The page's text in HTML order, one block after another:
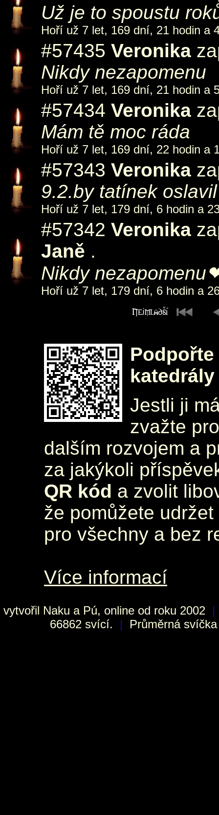
Už je to spoustu
Hoří už 7 let, 169 dní, 21 hodin a
#57435 Veronika
Nikdy nezapomenu
Hoří už 7 let, 169 dní, 21 hodin a
#57434 Veronika
Mám tě moc ráda
Hoří už 7 let, 169 dní, 22 hodin a
#57343 Veronika
9.2.by tatínek
Hoří už 7 let, 179 dní, 6 hodin a
#57342 Veronika
Janě .
Nikdy
Hoří už 7 let, 179 dní, 6 hodin a
katedrály
Jestli ji
zvažte
dalším rozvojem a
za jakýkoli
QR kód a zvolit
že pomůžete
pro všechny a bez
Více informací
vytvořil Naku a Pú, online od roku 2002 |
66862 svící.
| Průměrná